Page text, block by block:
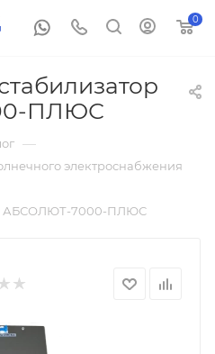
0
ПЛЮС
—
электроснабжения
АБСОЛЮТ-7000-ПЛЮС